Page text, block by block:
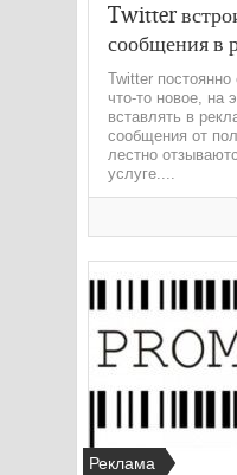
Twitter
сообщения в
Twitter постоянно
что-то новое, на
вставлять в
сообщения от
лестно
услуге....
Реклама